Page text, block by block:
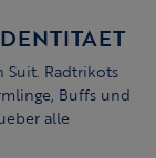
Radtrikots
Buffs und
alle